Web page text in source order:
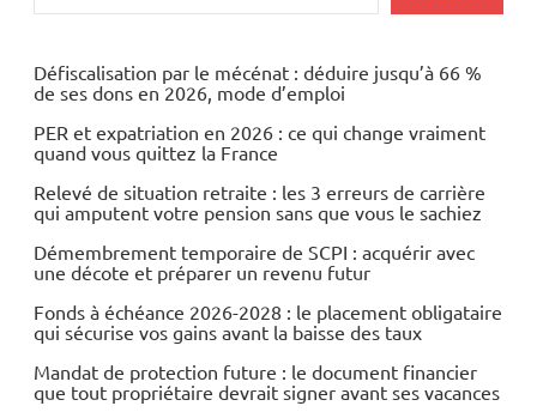
Défiscalisation par le mécénat : déduire jusqu’à 66 %
de ses dons en 2026, mode d’emploi
PER et expatriation en 2026 : ce qui change vraiment
quand vous quittez la France
Relevé de situation retraite : les 3 erreurs de carrière
qui amputent votre pension sans que vous le sachiez
Démembrement temporaire de SCPI : acquérir avec
une décote et préparer un revenu futur
Fonds à échéance 2026-2028 : le placement obligataire
qui sécurise vos gains avant la baisse des taux
Mandat de protection future : le document financier
que tout propriétaire devrait signer avant ses vacances